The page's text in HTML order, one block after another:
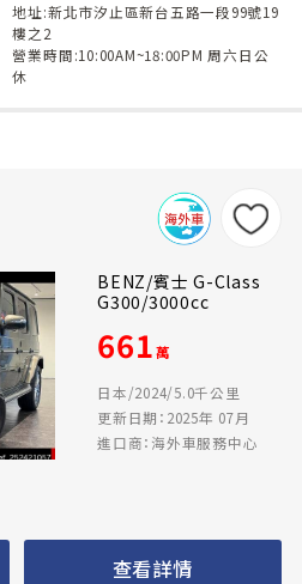
地址:新北市汐止區新台五路一段99號19
樓之2
營業時間:10:00AM~18:00PM 周六日公
休
BENZ/賓士 G-Class
G300/3000cc
661萬
日本/2024/5.0千公里
更新日期：2025年 07月
進口商：海外車服務中心
查看詳情